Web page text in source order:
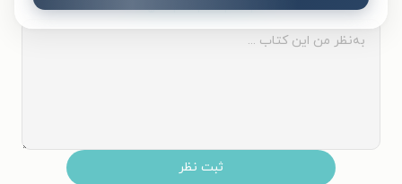
۱ ۲ ۳ ۴ ۵
ثبت نظر